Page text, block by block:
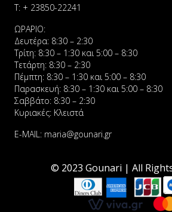
Τ: + 23850-22241
ΩΡΑΡΙΟ:
Δευτέρα: 8:30 – 2:30
Τρίτη: 8:30 – 1:30 και 5:00 – 8:30
Τετάρτη: 8:30 – 2:30
Πέμπτη: 8:30 – 1:30 και 5:00 – 8:30
Παρασκευή: 8:30 – 1:30 και 5:00 – 8:30
Σαββάτο: 8:30 – 2:30
Κυριακές: Κλειστά
E-MAIL: maria@gounari.gr
© 2023 Gounari | All